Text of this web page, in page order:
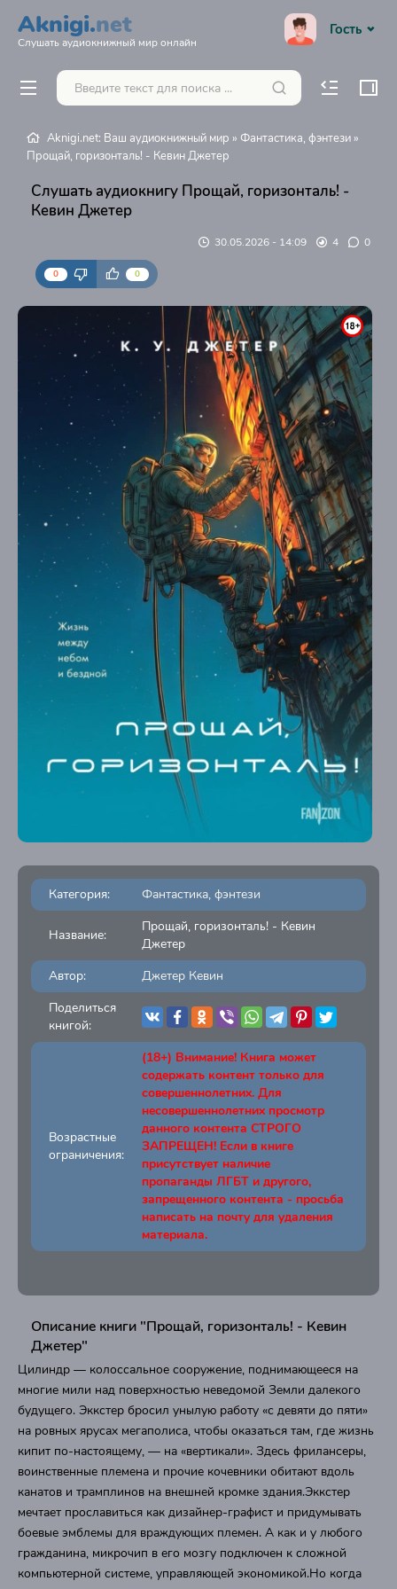
Aknigi.net
Слушать аудиокнижный мир онлайн
Гость
Aknigi.net: Ваш аудиокнижный мир » Фантастика, фэнтези »
Прощай, горизонталь! - Кевин Джетер
Слушать аудиокнигу Прощай, горизонталь! -
Кевин Джетер
30.05.2026 - 14:09 4 0
0 0
Категория: Фантастика, фэнтези
Название:
Прощай, горизонталь! - Кевин
Джетер
Автор:
Джетер Кевин
Поделиться
книгой:
Возрастные
ограничения:
(18+) Внимание! Книга может
содержать контент только для
совершеннолетних. Для
несовершеннолетних просмотр
данного контента СТРОГО
ЗАПРЕЩЕН! Если в книге
присутствует наличие
пропаганды ЛГБТ и другого,
запрещенного контента - просьба
написать на почту для удаления
материала.
Описание книги "Прощай, горизонталь! - Кевин
Джетер"
Цилиндр — колоссальное сооружение, поднимающееся на
многие мили над поверхностью неведомой Земли далекого
будущего. Эккстер бросил унылую работу «с девяти до пяти»
на ровных ярусах мегаполиса, чтобы оказаться там, где жизнь
кипит по-настоящему, — на «вертикали». Здесь фрилансеры,
воинственные племена и прочие кочевники обитают вдоль
канатов и трамплинов на внешней кромке здания.Эккстер
мечтает прославиться как дизайнер-графист и придумывать
боевые эмблемы для враждующих племен. А как и у любого
гражданина, микрочип в его мозгу подключен к сложной
компьютерной системе, управляющей экономикой.Но когда